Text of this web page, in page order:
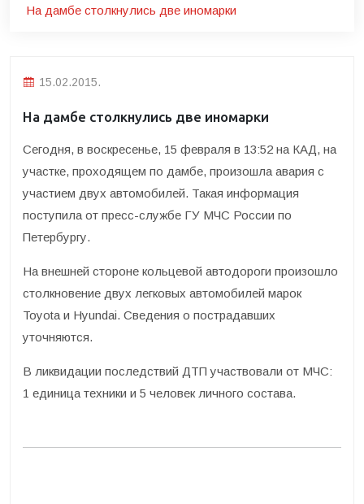
На дамбе столкнулись две иномарки
15.02.2015.
На дамбе столкнулись две иномарки
Сегодня, в воскресенье, 15 февраля в 13:52 на КАД, на
участке, проходящем по дамбе, произошла авария с
участием двух автомобилей. Такая информация
поступила от пресс-службе ГУ МЧС России по
Петербургу.
На внешней стороне кольцевой автодороги произошло
столкновение двух легковых автомобилей марок
Toyota и Hyundai. Сведения о пострадавших
уточняются.
В ликвидации последствий ДТП участвовали от МЧС:
1 единица техники и 5 человек личного состава.